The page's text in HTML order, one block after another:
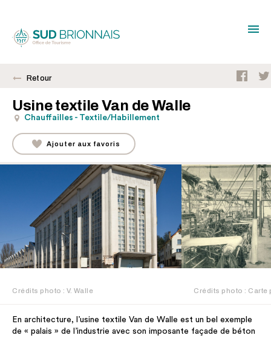
Retour
Usine textile Van de Walle
Chauffailles - Textile/Habillement
Ajouter aux favoris
Crédits photo : V. Walle Crédits photo : Carte
En architecture, l’usine textile Van de Walle est un bel exemple
de « palais » de l’industrie avec son imposante façade de béton